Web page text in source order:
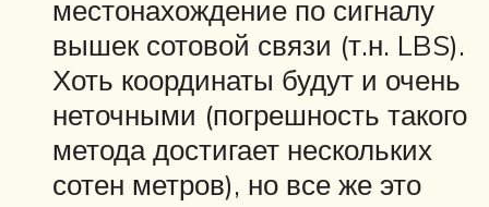
местонахождение по сигналу
вышек сотовой связи (т.н. LBS).
Хоть координаты будут и очень
неточными (погрешность такого
метода достигает нескольких
сотен метров), но все же это